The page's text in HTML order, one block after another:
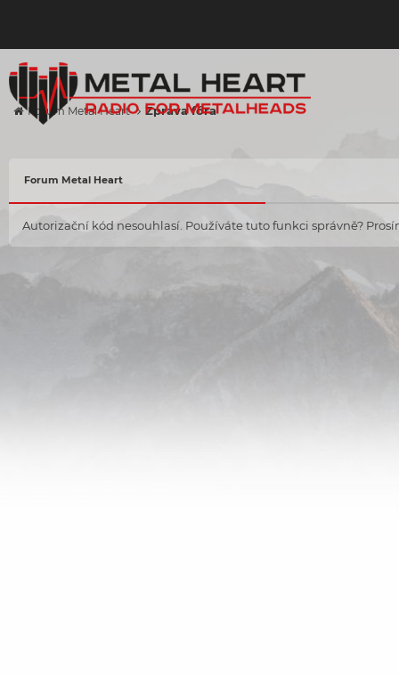
Forum Metal Heart Zpráva fóra
Forum Metal Heart
Autorizační kód nesouhlasí. Používáte tuto funkci správně?